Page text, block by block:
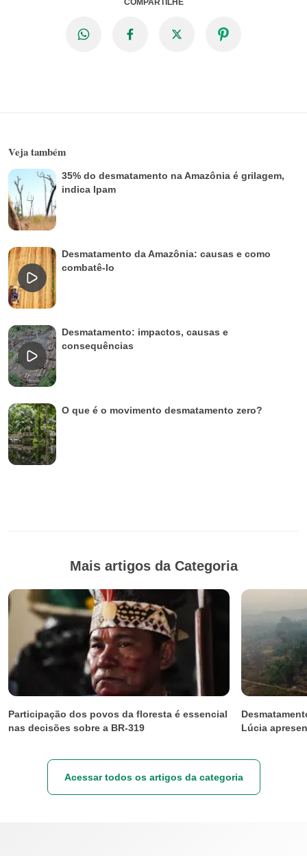
Veja também
35% do desmatamento na Amazônia é grilagem,
indica Ipam
Desmatamento da Amazônia: causas e como
combatê-lo
Desmatamento: impactos, causas e
consequências
O que é o movimento desmatamento zero?
Mais artigos da Categoria
Participação dos povos da floresta é essencial
nas decisões sobre a BR-319
Lúcia
Acessar todos os artigos da categoria